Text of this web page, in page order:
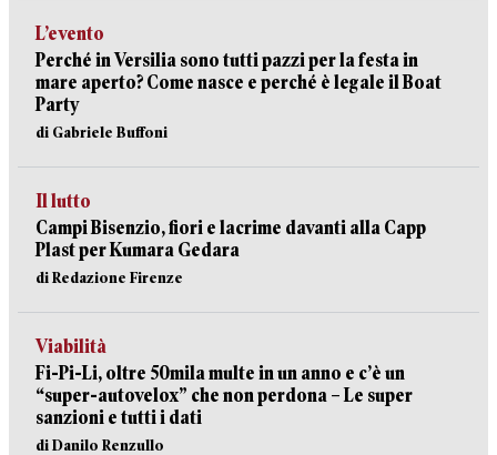
L’evento
Perché in Versilia sono tutti pazzi per la festa in
mare aperto? Come nasce e perché è legale il Boat
Party
di Gabriele Buffoni
Il lutto
Campi Bisenzio, fiori e lacrime davanti alla Capp
Plast per Kumara Gedara
di Redazione Firenze
Viabilità
Fi-Pi-Li, oltre 50mila multe in un anno e c’è un
“super-autovelox” che non perdona – Le super
sanzioni e tutti i dati
di Danilo Renzullo